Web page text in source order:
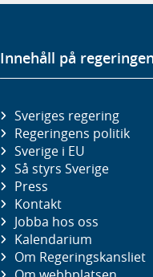
Innehåll på
Sveriges regering
Regeringens politik
Sverige i EU
Så styrs Sverige
Press
Kontakt
Jobba hos oss
Kalendarium
Om Regeringskansliet